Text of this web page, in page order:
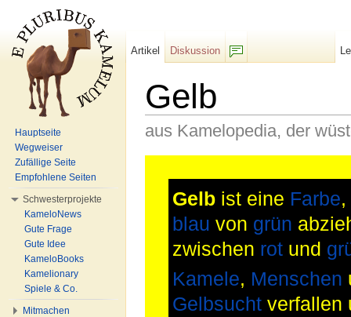
Gelb
aus Kamelopedia, der
Gelb ist eine Farbe
blau von grün
zwischen rot und
Kamele, Menschen
Gelbsucht verfallen
Artikel
Diskussion
Hauptseite
Wegweiser
Zufällige Seite
Empfohlene Seiten
Schwesterprojekte
KameloNews
Gute Frage
Gute Idee
KameloBooks
Kamelionary
Spiele & Co.
Mitmachen